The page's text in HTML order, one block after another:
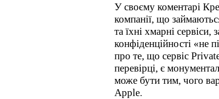
У своєму коментарі
компанії, що
та їхні хмарні
конфіденційності «не
про те, що сервіс
перевірці, є
може бути тим, чого
Apple.